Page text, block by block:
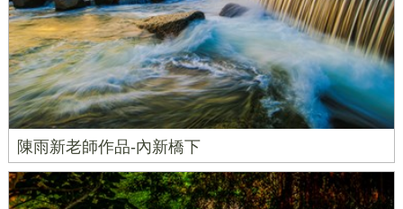
陳雨新老師作品-內新橋下